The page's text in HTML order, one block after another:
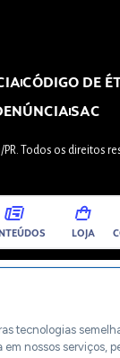
CÓDIGO DE
SAC
Todos os direitos
LOJA
tecnologias
em nossos serviços,